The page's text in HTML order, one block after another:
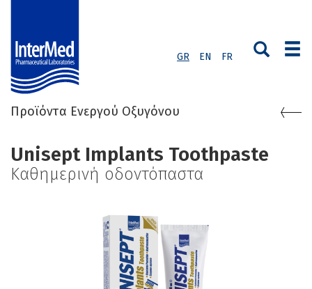
GR EN FR
Προϊόντα Ενεργού Οξυγόνου
Unisept Implants Toothpaste
Kαθημερινή οδοντόπαστα